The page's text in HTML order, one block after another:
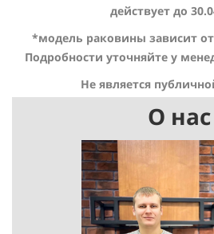
действует до
*модель раковины зависит
Подробности уточняйте у
Не является
О нас